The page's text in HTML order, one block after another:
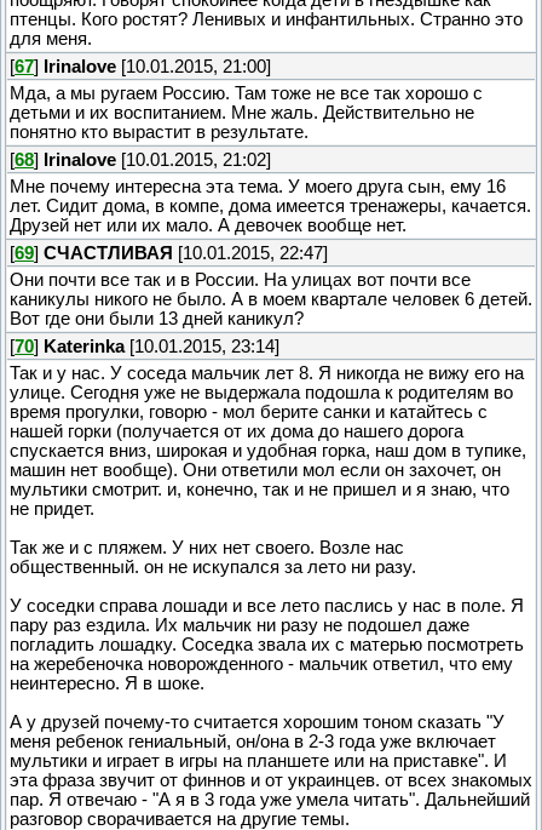
птенцы. Кого ростят? Ленивых и инфантильных. Странно это
для меня.
[67] Irinalove [10.01.2015, 21:00]
Мда, а мы ругаем Россию. Там тоже не все так хорошо с
детьми и их воспитанием. Мне жаль. Действительно не
понятно кто вырастит в результате.
[68] Irinalove [10.01.2015, 21:02]
Мне почему интересна эта тема. У моего друга сын, ему 16
лет. Сидит дома, в компе, дома имеется тренажеры, качается.
Друзей нет или их мало. А девочек вообще нет.
[69] СЧАСТЛИВАЯ [10.01.2015, 22:47]
Они почти все так и в России. На улицах вот почти все
каникулы никого не было. А в моем квартале человек 6 детей.
Вот где они были 13 дней каникул?
[70] Katerinka[10.01.2015, 23:14]
Так и у нас. У соседа мальчик лет 8. Я никогда не вижу его на
улице. Сегодня уже не выдержала подошла к родителям во
время прогулки, говорю - мол берите санки и катайтесь с
нашей горки (получается от их дома до нашего дорога
спускается вниз, широкая и удобная горка, наш дом в тупике,
машин нет вообще). Они ответили мол если он захочет, он
мультики смотрит. и, конечно, так и не пришел и я знаю, что
не придет.
Так же и с пляжем. У них нет своего. Возле нас
общественный. он не искупался за лето ни разу.
У соседки справа лошади и все лето паслись у нас в поле. Я
пару раз ездила. Их мальчик ни разу не подошел даже
погладить лошадку. Соседка звала их с матерью посмотреть
на жеребеночка новорожденного - мальчик ответил, что ему
неинтересно. Я в шоке.
А у друзей почему-то считается хорошим тоном сказать "У
меня ребенок гениальный, он/она в 2-3 года уже включает
мультики и играет в игры на планшете или на приставке". И
эта фраза звучит от финнов и от украинцев. от всех знакомых
пар. Я отвечаю - "А я в 3 года уже умела читать". Дальнейший
разговор сворачивается на другие темы.